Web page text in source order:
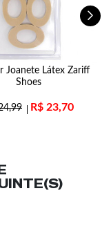
Joanete Látex Zariff
Shoes
R$ 23,70